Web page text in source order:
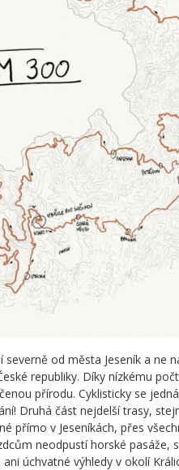
severně od města Jeseník a ne
republiky. Díky nízkému
přírodu. Cyklisticky se
Druhá část nejdelší trasy,
přímo v Jeseníkách, přes
neodpustí horské
úchvatné výhledy v okolí